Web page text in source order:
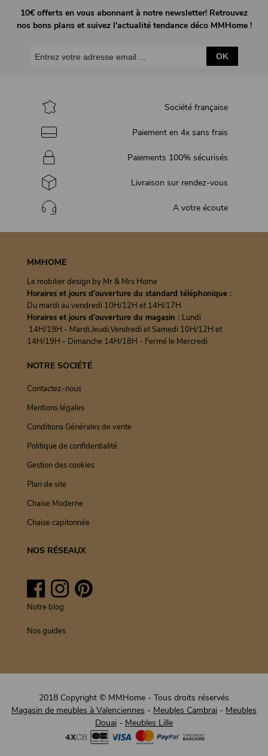
10€ offerts en vous abonnant à notre newsletter! Retrouvez
nos bons plans et suivez l'actualité tendance déco MMHome !
OK
Société française
Paiement en 4x sans frais
Paiements 100% sécurisés
Livraison sur rendez-vous
A votre écoute
MMHOME
Le mobilier design by Mr & Mrs Home
Horaires et jours d'ouverture du standard téléphonique :
Du mardi au vendredi 10H/12H et 14H/17H
Horaires et jours d'ouverture du magasin : Lundi
14H/19H - Mardi,Jeudi,Vendredi et Samedi 10H/12H et
14H/19H - Dimanche 14H/18H - Fermé le Mercredi
NOTRE SOCIÉTÉ
Contactez-nous
Mentions légales
Conditions Générales de vente
Politique de confidentialité
Gestion des cookies
Plan de site
Chaise Moderne
Chaise capitonnée
NOS RÉSEAUX
FacebookInstagramPinterest
Notre blog
Nos guides
2018 Copyright © MMHome - Tous droits réservés
Magasin de meubles à Valenciennes - Meubles Cambrai - Meubles
Douai - Meubles Lille